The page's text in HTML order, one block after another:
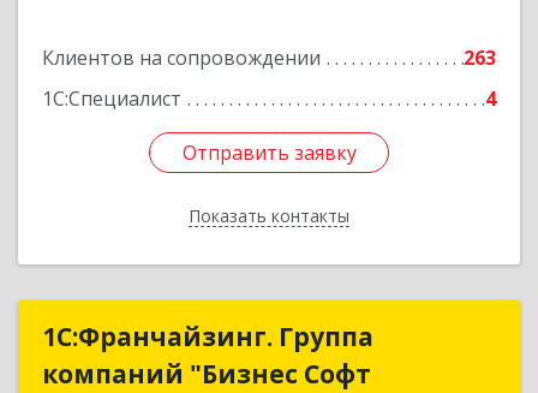
Клиентов на сопровождении
263
1С:Специалист
4
Отправить заявку
Показать контакты
Отправить заявку
Назад
1С:Франчайзинг. Группа
компаний "Бизнес Софт
1С:Франчайзинг. Группа
компаний "Бизнес Софт